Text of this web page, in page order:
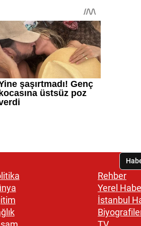
Rehber
Yerel
İstanbul